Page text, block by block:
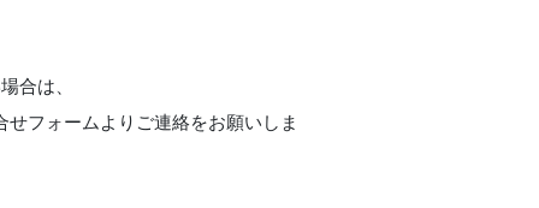
合は、
フォームよりご連絡をお願いしま